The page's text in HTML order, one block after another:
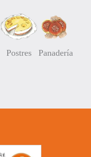
Postres Panadería